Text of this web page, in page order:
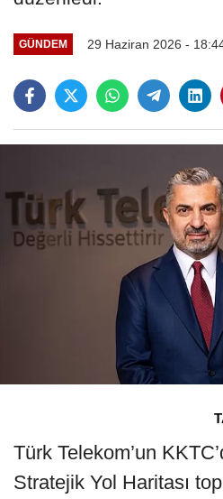
GÜNDEM 29 Haziran 2026 -
Türk Telekom’un
Stratejik Yol Haritası